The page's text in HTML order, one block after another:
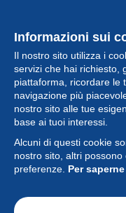
Informazioni sui
Il nostro sito utilizza i
servizi che hai richiesto,
piattaforma, ricordare le
navigazione più
nostro sito alle tue
base ai tuoi interessi.
Alcuni di questi cookie
nostro sito, altri
preferenze. Per
Collezione
Novità
Funzione
Società